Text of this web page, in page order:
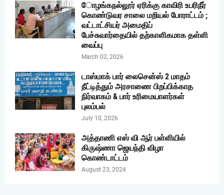
ோழங்கநல்லூர் ஏரிக்கு காவிரி உபரிநீர்
கொண்டுவர சாலை மறியல் போராட்டம் ;
வட்டாட்சியர் அமைதிப்
பேச்சுவார்தையில் தற்காளிகமாக தள்ளி
வைப்பு
March 02, 2026
டாஸ்மாக் பார் லைசென்ஸ் 2 மாதம்
நீட்டித்தும் அரசாணை பிறப்பிக்காத
நிர்வாகம் & பார் உரிமையாளர்கள்
புலம்பல்
July 10, 2026
அத்தாணி எஸ் வி ஆர் பள்ளியில்
கிருஷ்ணா ஜெயந்தி விழா
கொண்டாட்டம்
August 23, 2024